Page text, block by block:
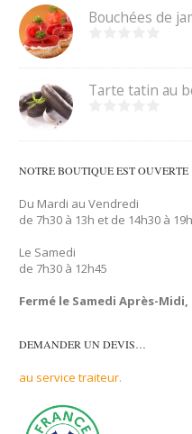
Bouchées de
Tarte tatin au
NOTRE BOUTIQUE EST OUVERTE
Du Mardi au Vendredi
de 7h30 à 13h et de 14h30 à 19h
Le Samedi
de 7h30 à 12h45
Fermé le Samedi Après-
DEMANDER UN DEVIS…
au service traiteur.